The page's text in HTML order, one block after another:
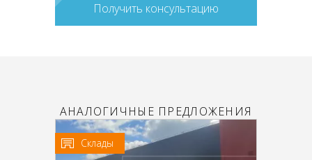
Получить консультацию
АНАЛОГИЧНЫЕ ПРЕДЛОЖЕНИЯ
Склады